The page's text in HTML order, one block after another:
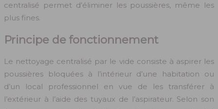
centralisé permet d’éliminer les poussières, même les
plus fines.
Principe de fonctionnement
Le nettoyage centralisé par le vide consiste à aspirer les
poussières bloquées à l’intérieur d’une habitation ou
d’un local professionnel en vue de les transférer à
l’extérieur à l’aide des tuyaux de l’aspirateur. Selon son